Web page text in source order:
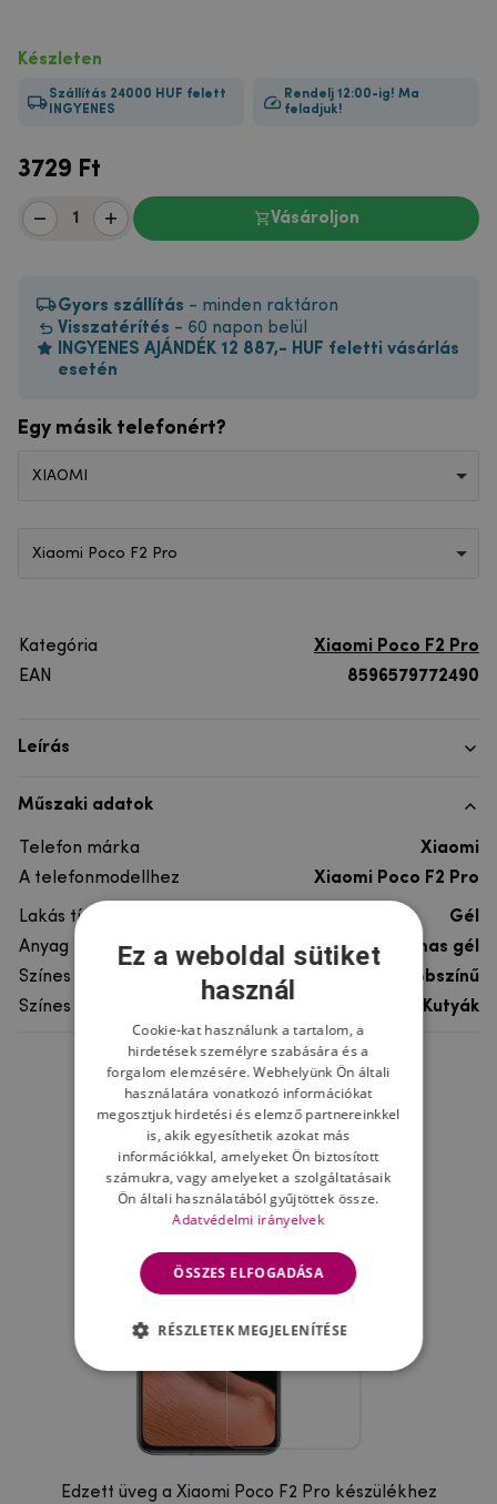
Készleten
Szállítás 24000 HUF felett
INGYENES
Rendelj 12:00-ig! Ma
feladjuk!
3729 Ft
Vásároljon
Gyors szállítás - minden raktáron
Visszatérítés - 60 napon belül
INGYENES AJÁNDÉK 12 887,- HUF feletti vásárlás
esetén
Egy másik telefonért?
XIAOMI
Xiaomi Poco F2 Pro
Kategória
Xiaomi Poco F2 Pro
EAN
8596579772490
Leírás
Műszaki adatok
Telefon márka
Xiaomi
A telefonmodellhez
Xiaomi Poco F2 Pro
Lakás típusa
Gél
Anyag
rugalmas gél
Színes
többszínű
Színes motívum
Kutyák
Ne felejtsd el
Edzett üveg a Xiaomi Poco F2 Pro készülékhez
Ez a weboldal sütiket
használ
Cookie-kat használunk a tartalom, a
hirdetések személyre szabására és a
forgalom elemzésére. Webhelyünk Ön általi
használatára vonatkozó információkat
megosztjuk hirdetési és elemző partnereinkkel
is, akik egyesíthetik azokat más
információkkal, amelyeket Ön biztosított
számukra, vagy amelyeket a szolgáltatásaik
Ön általi használatából gyűjtöttek össze.
Adatvédelmi irányelvek
ÖSSZES ELFOGADÁSA
RÉSZLETEK MEGJELENÍTÉSE